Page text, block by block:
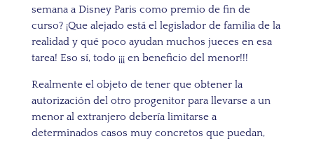
semana a Disney Paris como premio de fin de
curso? ¡Que alejado está el legislador de familia de la
realidad y qué poco ayudan muchos jueces en esa
tarea! Eso sí, todo ¡¡¡ en beneficio del menor!!!
Realmente el objeto de tener que obtener la
autorización del otro progenitor para llevarse a un
menor al extranjero debería limitarse a
determinados casos muy concretos que puedan,